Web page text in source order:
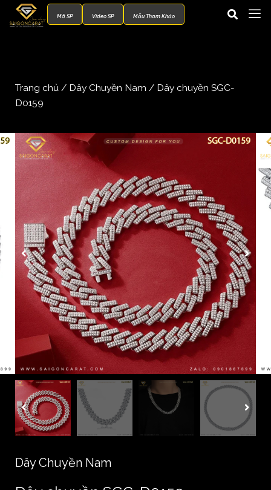
Mã SP Video SP Mẫu Tham Khảo
Trang chủ / Dây Chuyền Nam / Dây chuyền SGC-
D0159
Dây Chuyền Nam